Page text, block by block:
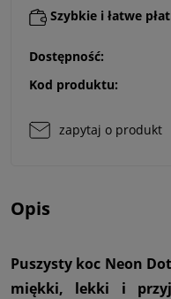
Szybkie i łatwe
Dostępność:
Kod produktu:
zapytaj o produkt
Opis
Puszysty koc Neon
miękki, lekki i